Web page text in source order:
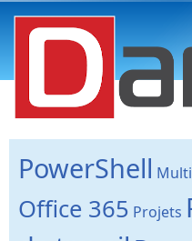
danard.net
PowerShell
Office 365 Projets